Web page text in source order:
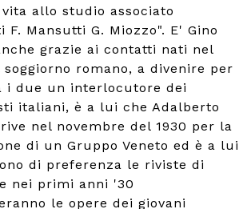
allo studio associato
F. Mansutti G. Miozzo". E' Gino
grazie ai contatti nati nel
soggiorno romano, a divenire per
i due un interlocutore dei
italiani, è a lui che Adalberto
nel novembre del 1930 per la
di un Gruppo Veneto ed è a lui
di preferenza le riviste di
nei primi anni '30
le opere dei giovani